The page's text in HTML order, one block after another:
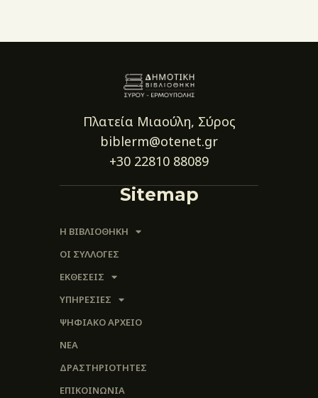
Πλατεία Μιαούλη, Σύρος
biblerm@otenet.gr
+30 22810 88089
Sitemap
Η ΒΙΒΛΙΟΘΗΚΗ
ΟΙ ΣΥΛΛΟΓΈΣ
ΕΚΘΕΣΕΙΣ
ΥΠΗΡΕΣΙΕΣ
ΨΗΦΙΑΚΌ ΑΡΧΕΊΟ
ΝΕΑ
ΔΡΑΣΤΗΡΙΟΤΗΤΕΣ
ΕΠΙΚΟΙΝΩΝΊΑ